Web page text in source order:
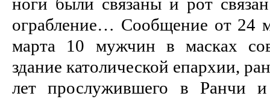
ограбление… Сообщение от 24
марта 10 мужчин в масках
здание католической епархии,
лет прослужившего в Ранчи